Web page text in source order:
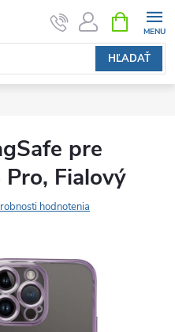
HĽADAŤ
KOŠÍK
pre
Fialový
hodnotenia